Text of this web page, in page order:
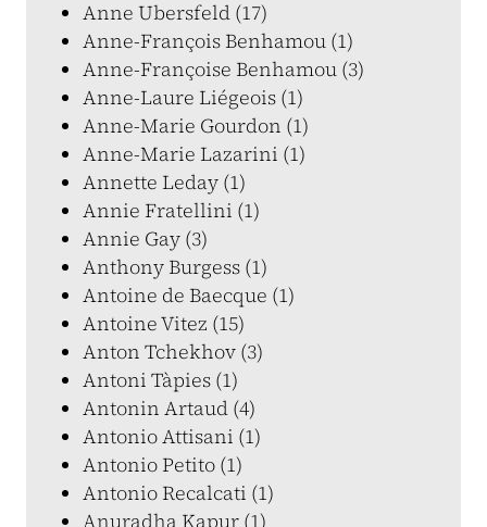
Anne Ubersfeld (17)
Anne-François Benhamou (1)
Anne-Françoise Benhamou (3)
Anne-Laure Liégeois (1)
Anne-Marie Gourdon (1)
Anne-Marie Lazarini (1)
Annette Leday (1)
Annie Fratellini (1)
Annie Gay (3)
Anthony Burgess (1)
Antoine de Baecque (1)
Antoine Vitez (15)
Anton Tchekhov (3)
Antoni Tàpies (1)
Antonin Artaud (4)
Antonio Attisani (1)
Antonio Petito (1)
Antonio Recalcati (1)
Anuradha Kapur (1)